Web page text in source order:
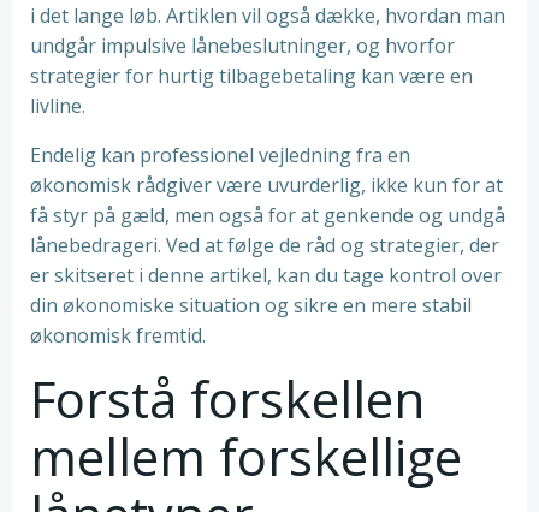
i det lange løb. Artiklen vil også dække, hvordan man
undgår impulsive lånebeslutninger, og hvorfor
strategier for hurtig tilbagebetaling kan være en
livline.
Endelig kan professionel vejledning fra en
økonomisk rådgiver være uvurderlig, ikke kun for at
få styr på gæld, men også for at genkende og undgå
lånebedrageri. Ved at følge de råd og strategier, der
er skitseret i denne artikel, kan du tage kontrol over
din økonomiske situation og sikre en mere stabil
økonomisk fremtid.
Forstå forskellen
mellem forskellige